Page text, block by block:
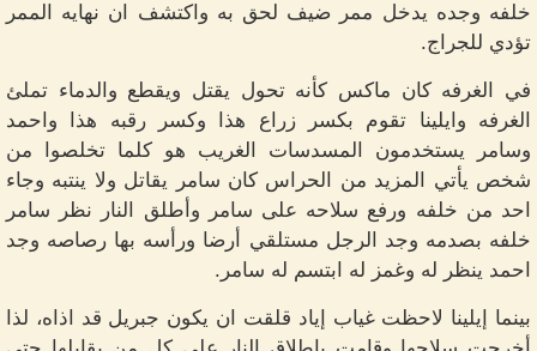
خلفه وجده يدخل ممر ضيف لحق به واكتشف ان نهايه الممر
تؤدي للجراج.
في الغرفه كان ماكس كأنه تحول يقتل ويقطع والدماء تملئ
الغرفه وايلينا تقوم بكسر زراع هذا وكسر رقبه هذا واحمد
وسامر يستخدمون المسدسات الغريب هو كلما تخلصوا من
شخص يأتي المزيد من الحراس كان سامر يقاتل ولا ينتبه وجاء
احد من خلفه ورفع سلاحه على سامر وأطلق النار نظر سامر
خلفه بصدمه وجد الرجل مستلقي أرضا ورأسه بها رصاصه وجد
احمد ينظر له وغمز له ابتسم له سامر.
بينما إيلينا لاحظت غياب إياد قلقت ان يكون جبريل قد اذاه، لذا